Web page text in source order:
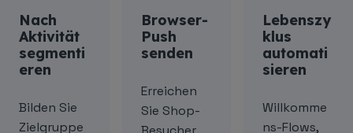
Nach
Aktivität
segmenti
eren
Bilden Sie
Zielgruppe
Browser-
Push
senden
Erreichen
Sie Shop-
Lebenszy
klus
automati
sieren
Willkomme
ns-Flows,